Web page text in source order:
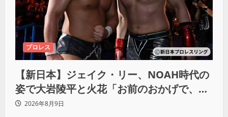
プロレス
【新日本】ジェイク・リー、NOAH時代の
姿で大岩陵平と火花「お前のおかげで、忘
れてたもの思い出したわ」
2026年8月9日